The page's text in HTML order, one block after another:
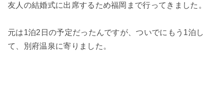
友人の結婚式に出席するため福岡まで行ってきました。
元は1泊2日の予定だったんですが、ついでにもう1泊し
て、別府温泉に寄りました。